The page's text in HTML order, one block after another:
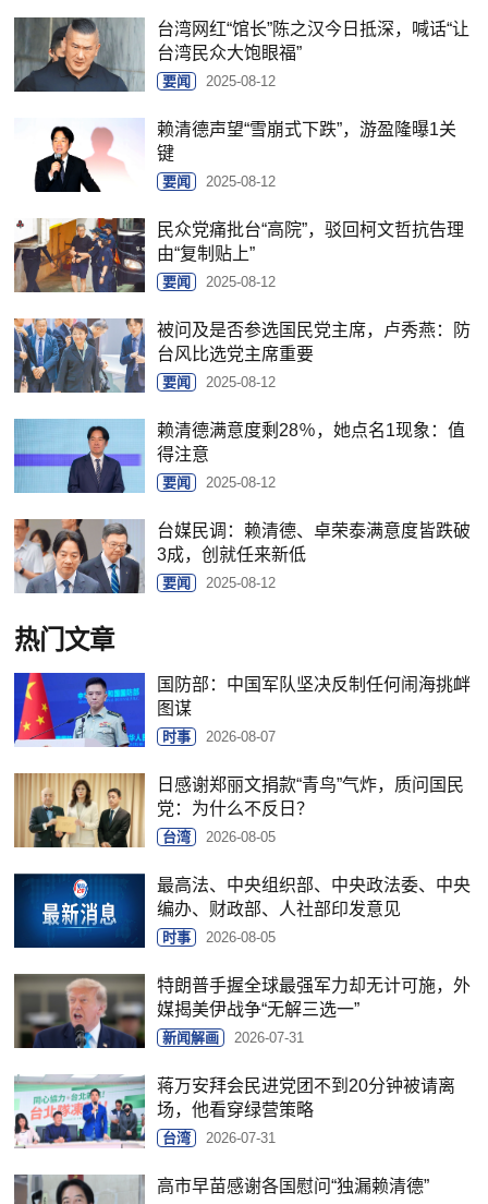
台湾网红“馆长”陈之汉今日抵深，喊话“让
台湾民众大饱眼福”
要闻 2025-08-12
赖清德声望“雪崩式下跌”，游盈隆曝1关
键
要闻 2025-08-12
民众党痛批台“高院”，驳回柯文哲抗告理
由“复制贴上”
要闻 2025-08-12
被问及是否参选国民党主席，卢秀燕：防
台风比选党主席重要
要闻 2025-08-12
赖清德满意度剩28％，她点名1现象：值
得注意
要闻 2025-08-12
台媒民调：赖清德、卓荣泰满意度皆跌破
3成，创就任来新低
要闻 2025-08-12
热门文章
国防部：中国军队坚决反制任何闹海挑衅
图谋
时事 2026-08-07
日感谢郑丽文捐款“青鸟”气炸，质问国民
党：为什么不反日？
台湾 2026-08-05
最高法、中央组织部、中央政法委、中央
编办、财政部、人社部印发意见
时事 2026-08-05
特朗普手握全球最强军力却无计可施，外
媒揭美伊战争“无解三选一”
新闻解画 2026-07-31
蒋万安拜会民进党团不到20分钟被请离
场，他看穿绿营策略
台湾 2026-07-31
高市早苗感谢各国慰问“独漏赖清德”